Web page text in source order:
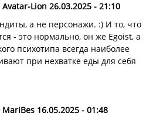
Lion 26.03.2025 - 21:10
а не персонажи. :) И то, что
- это нормально, он же Egoist, а
психотипа всегда наиболее
при нехватке еды для себя
16.05.2025 - 01:48